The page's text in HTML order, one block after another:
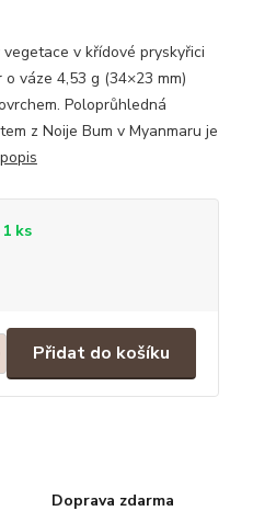
v křídové pryskyřici
váze 4,53 g (34×23 mm)
Poloprůhledná
z Noije Bum v Myanmaru je
ks
Přidat do košíku
Doprava zdarma